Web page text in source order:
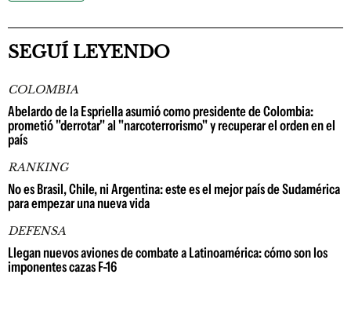
SEGUÍ LEYENDO
COLOMBIA
Abelardo de la Espriella asumió como presidente de Colombia:
prometió "derrotar" al "narcoterrorismo" y recuperar el orden en el
país
RANKING
No es Brasil, Chile, ni Argentina: este es el mejor país de Sudamérica
para empezar una nueva vida
DEFENSA
Llegan nuevos aviones de combate a Latinoamérica: cómo son los
imponentes cazas F-16